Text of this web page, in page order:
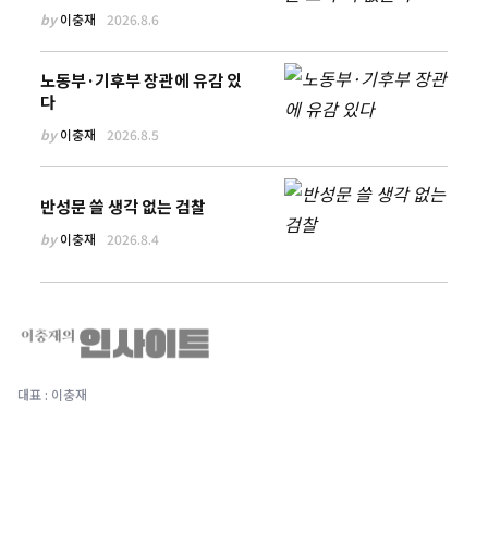
by이충재 2026.8.6
노동부·기후부 장관에 유감 있
다
by이충재 2026.8.5
반성문 쓸 생각 없는 검찰
by이충재 2026.8.4
대표 : 이충재